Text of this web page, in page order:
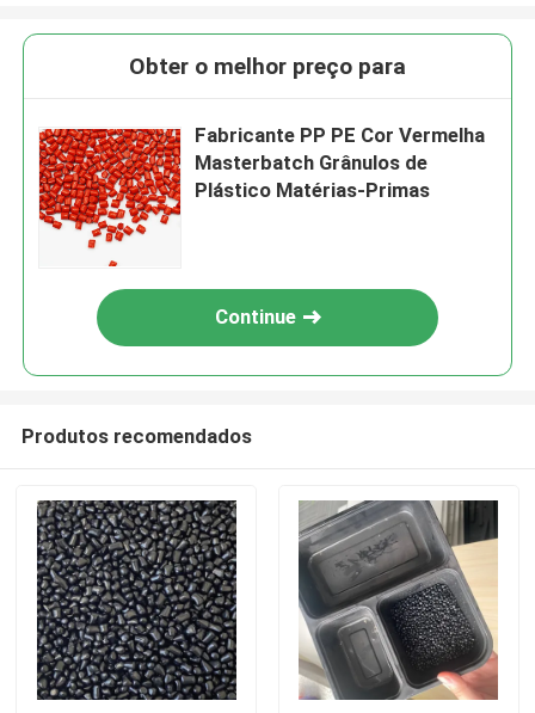
Para casa
Obter o melhor preço para
Fabricante PP PE Cor Vermelha
Masterbatch Grânulos de
Plástico Matérias-Primas
Continue
Produtos recomendados